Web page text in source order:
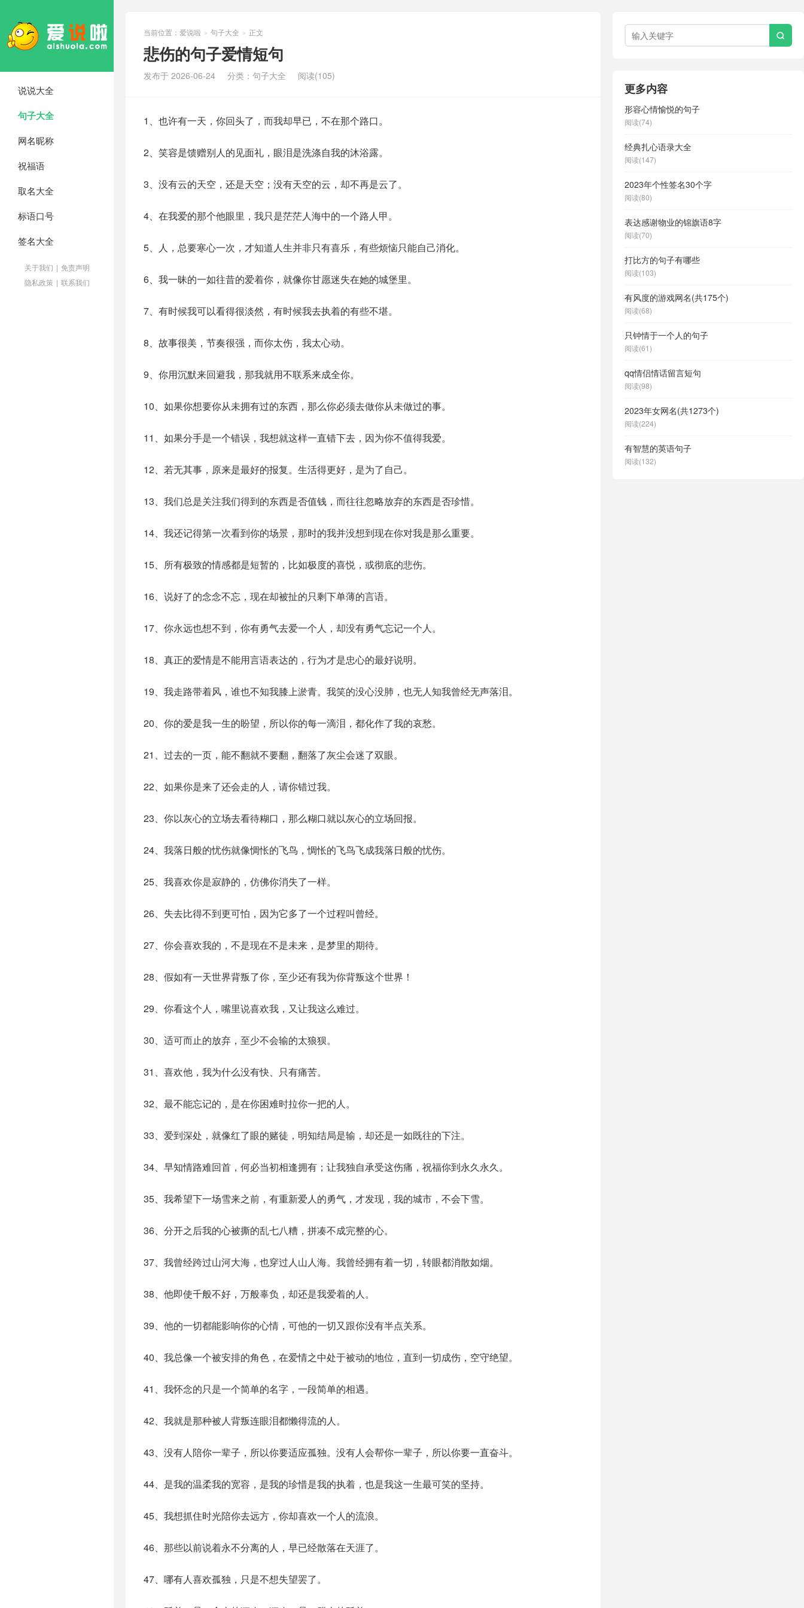
说说大全
句子大全
网名昵称
祝福语
取名大全
标语口号
签名大全
关于我们 | 免责声明
隐私政策 | 联系我们
当前位置： 爱说啦 > 句子大全 > 正文
悲伤的句子爱情短句
发布于 2026-06-24 分类： 句子大全 阅读(105)
1、也许有一天，你回头了，而我却早已，不在那个路口。
2、笑容是馈赠别人的见面礼，眼泪是洗涤自我的沐浴露。
3、没有云的天空，还是天空；没有天空的云，却不再是云了。
4、在我爱的那个他眼里，我只是茫茫人海中的一个路人甲。
5、人，总要寒心一次，才知道人生并非只有喜乐，有些烦恼只能自己消化。
6、我一昧的一如往昔的爱着你，就像你甘愿迷失在她的城堡里。
7、有时候我可以看得很淡然，有时候我去执着的有些不堪。
8、故事很美，节奏很强，而你太伤，我太心动。
9、你用沉默来回避我，那我就用不联系来成全你。
10、如果你想要你从未拥有过的东西，那么你必须去做你从未做过的事。
11、如果分手是一个错误，我想就这样一直错下去，因为你不值得我爱。
12、若无其事，原来是最好的报复。生活得更好，是为了自己。
13、我们总是关注我们得到的东西是否值钱，而往往忽略放弃的东西是否珍惜。
14、我还记得第一次看到你的场景，那时的我并没想到现在你对我是那么重要。
15、所有极致的情感都是短暂的，比如极度的喜悦，或彻底的悲伤。
16、说好了的念念不忘，现在却被扯的只剩下单薄的言语。
17、你永远也想不到，你有勇气去爱一个人，却没有勇气忘记一个人。
18、真正的爱情是不能用言语表达的，行为才是忠心的最好说明。
19、我走路带着风，谁也不知我膝上淤青。我笑的没心没肺，也无人知我曾经无声落泪。
20、你的爱是我一生的盼望，所以你的每一滴泪，都化作了我的哀愁。
21、过去的一页，能不翻就不要翻，翻落了灰尘会迷了双眼。
22、如果你是来了还会走的人，请你错过我。
23、你以灰心的立场去看待糊口，那么糊口就以灰心的立场回报。
24、我落日般的忧伤就像惆怅的飞鸟，惆怅的飞鸟飞成我落日般的忧伤。
25、我喜欢你是寂静的，仿佛你消失了一样。
26、失去比得不到更可怕，因为它多了一个过程叫曾经。
27、你会喜欢我的，不是现在不是未来，是梦里的期待。
28、假如有一天世界背叛了你，至少还有我为你背叛这个世界！
29、你看这个人，嘴里说喜欢我，又让我这么难过。
30、适可而止的放弃，至少不会输的太狼狈。
31、喜欢他，我为什么没有快、只有痛苦。
32、最不能忘记的，是在你困难时拉你一把的人。
33、爱到深处，就像红了眼的赌徒，明知结局是输，却还是一如既往的下注。
34、早知情路难回首，何必当初相逢拥有；让我独自承受这伤痛，祝福你到永久永久。
35、我希望下一场雪来之前，有重新爱人的勇气，才发现，我的城市，不会下雪。
36、分开之后我的心被撕的乱七八糟，拼凑不成完整的心。
37、我曾经跨过山河大海，也穿过人山人海。我曾经拥有着一切，转眼都消散如烟。
38、他即使千般不好，万般辜负，却还是我爱着的人。
39、他的一切都能影响你的心情，可他的一切又跟你没有半点关系。
40、我总像一个被安排的角色，在爱情之中处于被动的地位，直到一切成伤，空守绝望。
41、我怀念的只是一个简单的名字，一段简单的相遇。
42、我就是那种被人背叛连眼泪都懒得流的人。
43、没有人陪你一辈子，所以你要适应孤独。没有人会帮你一辈子，所以你要一直奋斗。
44、是我的温柔我的宽容，是我的珍惜是我的执着，也是我这一生最可笑的坚持。
45、我想抓住时光陪你去远方，你却喜欢一个人的流浪。
46、那些以前说着永不分离的人，早已经散落在天涯了。
47、哪有人喜欢孤独，只是不想失望罢了。

更多内容
形容心情愉悦的句子
阅读(74)
经典扎心语录大全
阅读(147)
2023年个性签名30个字
阅读(80)
表达感谢物业的锦旗语8字
阅读(70)
打比方的句子有哪些
阅读(103)
有风度的游戏网名(共175个)
阅读(68)
只钟情于一个人的句子
阅读(61)
qq情侣情话留言短句
阅读(98)
2023年女网名(共1273个)
阅读(224)
有智慧的英语句子
阅读(132)